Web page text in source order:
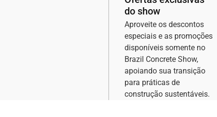
do show
Aproveite os descontos
especiais e as promoções
disponíveis somente no
Brazil Concrete Show,
apoiando sua transição
para práticas de
construção sustentáveis.